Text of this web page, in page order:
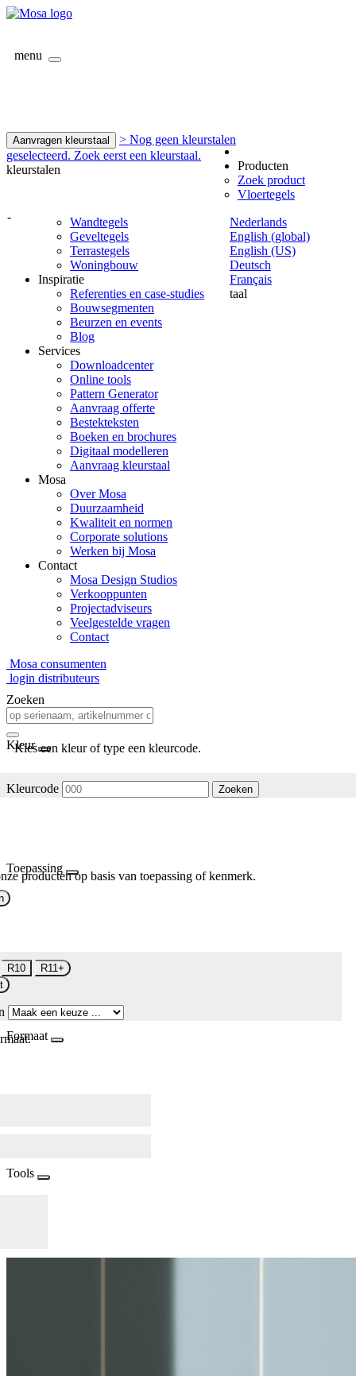
menu
Aanvragen kleurstaal
> Nog geen kleurstalen
geselecteerd. Zoek eerst een kleurstaal.
kleurstalen
-
Nederlands
English (global)
English (US)
Deutsch
Français
taal
Producten
Zoek product
Vloertegels
Wandtegels
Geveltegels
Terrastegels
Woningbouw
Inspiratie
Referenties en case-studies
Bouwsegmenten
Beurzen en events
Blog
Services
Downloadcenter
Online tools
Pattern Generator
Aanvraag offerte
Bestekteksten
Boeken en brochures
Digitaal modelleren
Aanvraag kleurstaal
Mosa
Over Mosa
Duurzaamheid
Kwaliteit en normen
Corporate solutions
Werken bij Mosa
Contact
Mosa Design Studios
Verkooppunten
Projectadviseurs
Veelgestelde vragen
Contact
Mosa consumenten
login distributeurs
Zoeken
Kleur
Kies een kleur of type een kleurcode.
Kleurcode Zoeken
Toepassing
producten op basis van toepassing of kenmerk.
R10
R11+
Formaat
Tools